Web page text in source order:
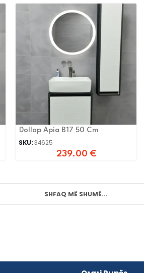
Dollap Apia B17 50 Cm
SKU:34625
239.00 €
SHFAQ MË SHUMË...